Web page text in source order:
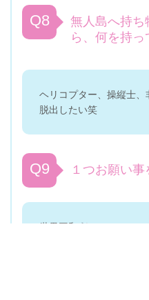
Q8
無人島へ持ち
ら、何を持っ
ヘリコプター、操縦士、
脱出したい笑
Q9 １つお願い
世界平和